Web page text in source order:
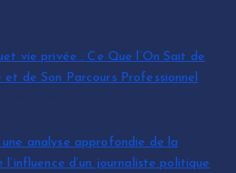
vie privée : Ce Que l’On Sait de
et de Son Parcours Professionnel
une analyse approfondie de la
d’un journaliste politique